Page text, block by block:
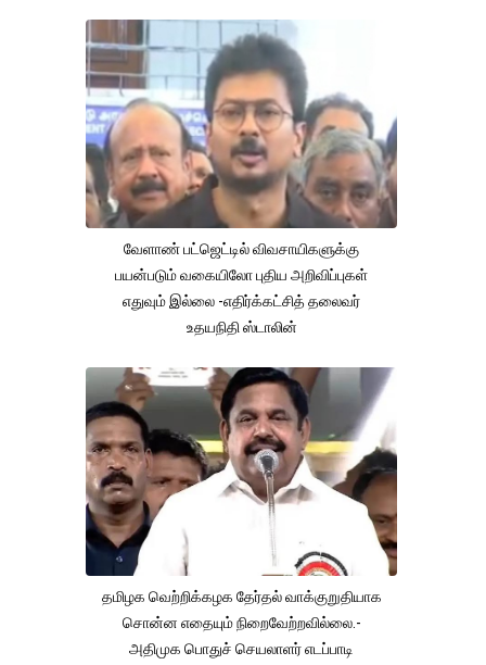
வேளாண் பட்ஜெட்டில் விவசாயிகளுக்கு
பயன்படும் வகையிலோ புதிய அறிவிப்புகள்
எதுவும் இல்லை -எதிர்க்கட்சித் தலைவர்
உதயநிதி ஸ்டாலின்
தமிழக வெற்றிக்கழக தேர்தல் வாக்குறுதியாக
சொன்ன எதையும் நிறைவேற்றவில்லை.-
அதிமுக பொதுச் செயலாளர் எடப்பாடி